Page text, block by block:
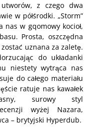
z czego dwa
w półśrodki. „Storm”
nas w gqomowy kocioł,
Prosta, oszczędna
uznana za zaletę.
do układanki
niestety wytrąca nas
do całego materiału
ratuje nas kawałek
surowy styl
wyżej Nazara,
– brytyjski Hyperdub.